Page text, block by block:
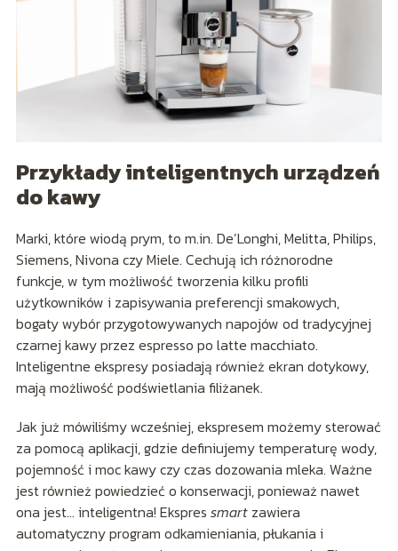
Przykłady inteligentnych urządzeń
do kawy
Marki, które wiodą prym, to m.in. De’Longhi, Melitta, Philips,
Siemens, Nivona czy Miele. Cechują ich różnorodne
funkcje, w tym możliwość tworzenia kilku profili
użytkowników i zapisywania preferencji smakowych,
bogaty wybór przygotowywanych napojów od tradycyjnej
czarnej kawy przez espresso po latte macchiato.
Inteligentne ekspresy posiadają również ekran dotykowy,
mają możliwość podświetlania filiżanek.
Jak już mówiliśmy wcześniej, ekspresem możemy sterować
za pomocą aplikacji, gdzie definiujemy temperaturę wody,
pojemność i moc kawy czy czas dozowania mleka. Ważne
jest również powiedzieć o konserwacji, ponieważ nawet
ona jest… inteligentna! Ekspres smartzawiera
automatyczny program odkamieniania, płukania i